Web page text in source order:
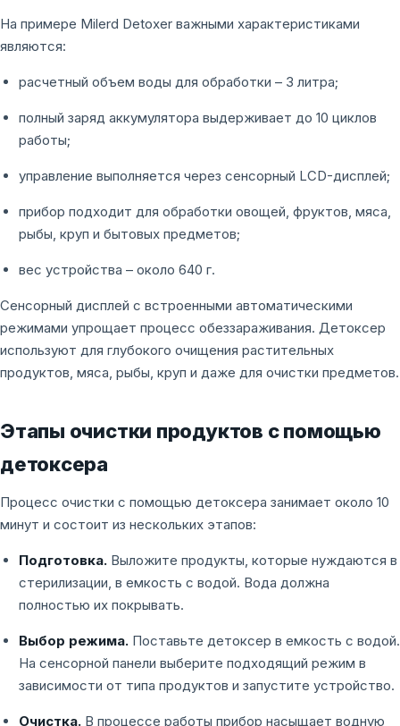
На примере Milerd Detoxer важными характеристиками
являются:
расчетный объем воды для обработки – 3 литра;
полный заряд аккумулятора выдерживает до 10 циклов
работы;
управление выполняется через сенсорный LCD-дисплей;
прибор подходит для обработки овощей, фруктов, мяса,
рыбы, круп и бытовых предметов;
вес устройства – около 640 г.
Сенсорный дисплей с встроенными автоматическими
режимами упрощает процесс обеззараживания. Детоксер
используют для глубокого очищения растительных
продуктов, мяса, рыбы, круп и даже для очистки предметов.
Этапы очистки продуктов с помощью
детоксера
Процесс очистки с помощью детоксера занимает около 10
минут и состоит из нескольких этапов:
Подготовка. Выложите продукты, которые нуждаются в
стерилизации, в емкость с водой. Вода должна
полностью их покрывать.
Выбор режима. Поставьте детоксер в емкость с водой.
На сенсорной панели выберите подходящий режим в
зависимости от типа продуктов и запустите устройство.
Очистка. В процессе работы прибор насыщает водную